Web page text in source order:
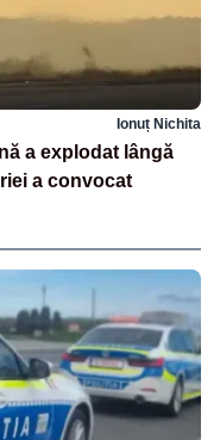
Ionuț Nichita
a explodat lângă
a convocat